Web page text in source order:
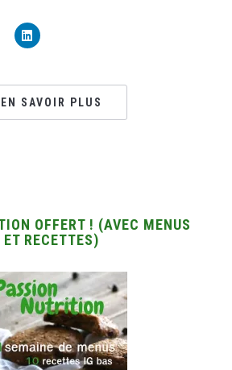
EN SAVOIR PLUS
OFFERT ! (AVEC MENUS
ET RECETTES)